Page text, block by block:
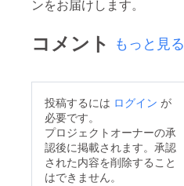
ンをお届けします。
コメント もっと見る
投稿するには ログイン が
必要です。
プロジェクトオーナーの承
認後に掲載されます。承認
された内容を削除すること
はできません。